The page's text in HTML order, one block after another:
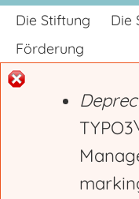
Die Stiftung Die
Förderung